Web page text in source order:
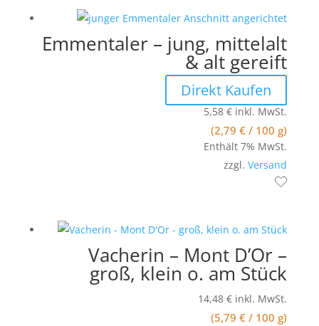
Emmentaler – jung, mittelalt
& alt gereift
Direkt Kaufen
5,58€ inkl. MwSt.
(2,79€ / 100 g)
Enthält 7% MwSt.
zzgl.Versand
Vacherin – Mont D’Or –
groß, klein o. am Stück
14,48€ inkl. MwSt.
(5,79€ / 100 g)